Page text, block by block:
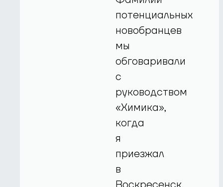
потенциальных
новобранцев
мы
обговаривали
с
руководством
«Химика»,
когда
я
приезжал
в